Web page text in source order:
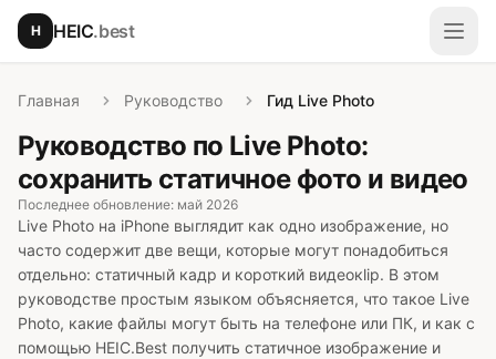
Перейти к основному содержимому
H HEIC.best
Главная Руководство Гид Live Photo
Руководство по Live Photo:
сохранить статичное фото и видео
Последнее обновление: май 2026
Live Photo на iPhone выглядит как одно изображение, но
часто содержит две вещи, которые могут понадобиться
отдельно: статичный кадр и короткий видеокlip. В этом
руководстве простым языком объясняется, что такое Live
Photo, какие файлы могут быть на телефоне или ПК, и как с
помощью HEIC.Best получить статичное изображение и